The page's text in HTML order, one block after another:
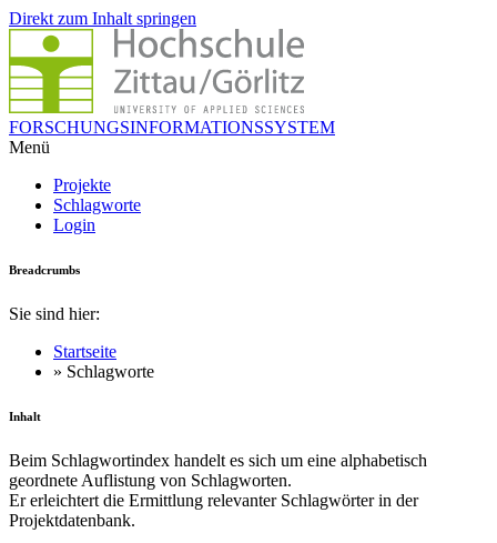
Direkt zum Inhalt springen
FORSCHUNGSINFORMATIONSSYSTEM
Menü
Projekte
Schlagworte
Login
Breadcrumbs
Sie sind hier:
Startseite
» Schlagworte
Inhalt
Beim Schlagwortindex handelt es sich um eine alphabetisch
geordnete Auflistung von Schlagworten.
Er erleichtert die Ermittlung relevanter Schlagwörter in der
Projektdatenbank.